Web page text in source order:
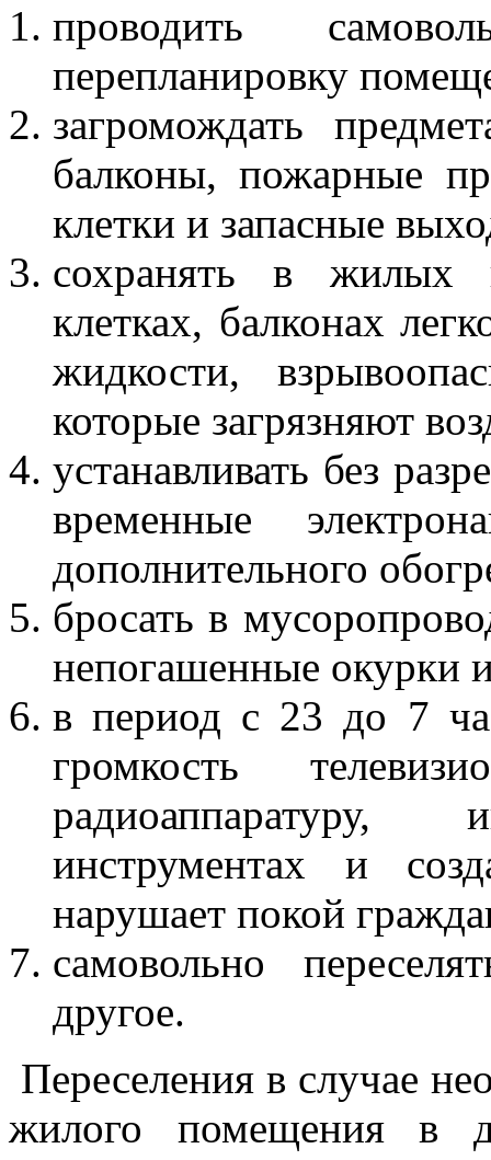
проводить
перепланировку
загромождать
балконы, пожарные
клетки и запасные
сохранять в жилых
клетках, балконах
жидкости,
которые загрязняют
устанавливать без
временные
дополнительного
бросать в
непогашенные окурки
в период с 23 до 7
громкость
инструментах и
нарушает покой
самовольно
другое.
Переселения в случае
жилого помещения в